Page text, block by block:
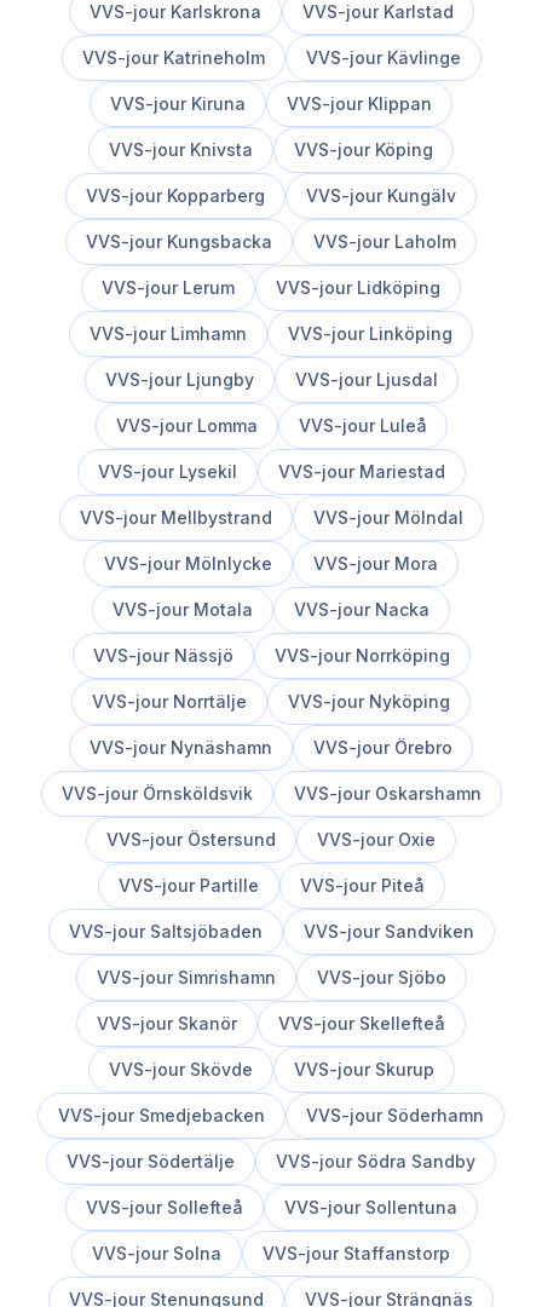
VVS-jour Karlskrona VVS-jour Karlstad
VVS-jour Katrineholm VVS-jour Kävlinge
VVS-jour Kiruna VVS-jour Klippan
VVS-jour Knivsta VVS-jour Köping
VVS-jour Kopparberg VVS-jour Kungälv
VVS-jour Kungsbacka VVS-jour Laholm
VVS-jour Lerum VVS-jour Lidköping
VVS-jour Limhamn VVS-jour Linköping
VVS-jour Ljungby VVS-jour Ljusdal
VVS-jour Lomma VVS-jour Luleå
VVS-jour Lysekil VVS-jour Mariestad
VVS-jour Mellbystrand VVS-jour Mölndal
VVS-jour Mölnlycke VVS-jour Mora
VVS-jour Motala VVS-jour Nacka
VVS-jour Nässjö VVS-jour Norrköping
VVS-jour Norrtälje VVS-jour Nyköping
VVS-jour Nynäshamn VVS-jour Örebro
VVS-jour Örnsköldsvik VVS-jour Oskarshamn
VVS-jour Östersund VVS-jour Oxie
VVS-jour Partille VVS-jour Piteå
VVS-jour Saltsjöbaden VVS-jour Sandviken
VVS-jour Simrishamn VVS-jour Sjöbo
VVS-jour Skanör VVS-jour Skellefteå
VVS-jour Skövde VVS-jour Skurup
VVS-jour Smedjebacken VVS-jour Söderhamn
VVS-jour Södertälje VVS-jour Södra Sandby
VVS-jour Sollefteå VVS-jour Sollentuna
VVS-jour Solna VVS-jour Staffanstorp
VVS-jour Stenungsund VVS-jour Strängnäs